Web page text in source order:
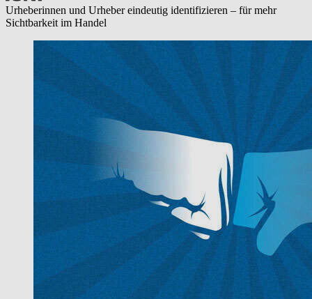
Urheberinnen und Urheber eindeutig identifizieren – für mehr
Sichtbarkeit im Handel